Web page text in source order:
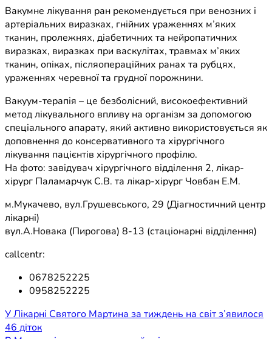
Вакумне лікування ран рекомендується при венозних і
артеріальних виразках, гнійних ураженнях м’яких
тканин, пролежнях, діабетичних та нейропатичних
виразках, виразках при васкулітах, травмах м’яких
тканин, опіках, післяопераційних ранах та рубцях,
ураженнях черевної та грудної порожнини.
Вакуум-терапія – це безболісний, високоефективний
метод лікувального впливу на організм за допомогою
спеціального апарату, який активно використовується як
доповнення до консервативного та хірургічного
лікування пацієнтів хірургічного профілю.
На фото: завідувач хірургічного відділення 2, лікар-
хірург Паламарчук С.В. та лікар-хірург Човбан Е.М.
м.Мукачево, вул.Грушевського, 29 (Діагностичний центр
лікарні)
вул.А.Новака (Пирогова) 8-13 (стаціонарні відділення)
callcentr:
0678252225
0958252225
Навігація
У Лікарні Святого Мартина за тиждень на світ з’явилося
46 діток